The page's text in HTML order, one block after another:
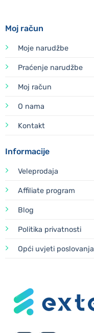
Moj račun
Moje narudžbe
Praćenje narudžbe
Moj račun
O nama
Kontakt
Informacije
Veleprodaja
Affiliate program
Blog
Politika privatnosti
Opći uvjeti poslovanja